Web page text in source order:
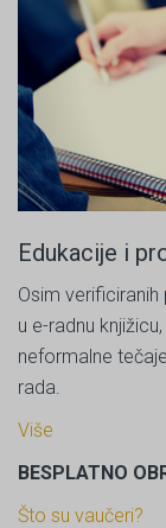
Edukacije i
Osim
u e-radnu
neformalne
rada.
Više
BESPLATNO
Što su vaučeri?